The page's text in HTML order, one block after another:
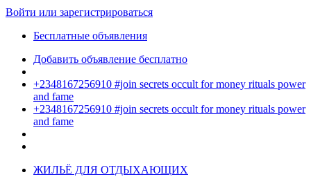
Войти или зарегистрироваться
Бесплатные объявления
Добавить объявление бесплатно
+2348167256910 #join secrets occult for money rituals power
and fame
+2348167256910 #join secrets occult for money rituals power
and fame
ЖИЛЬЁ ДЛЯ ОТДЫХАЮЩИХ